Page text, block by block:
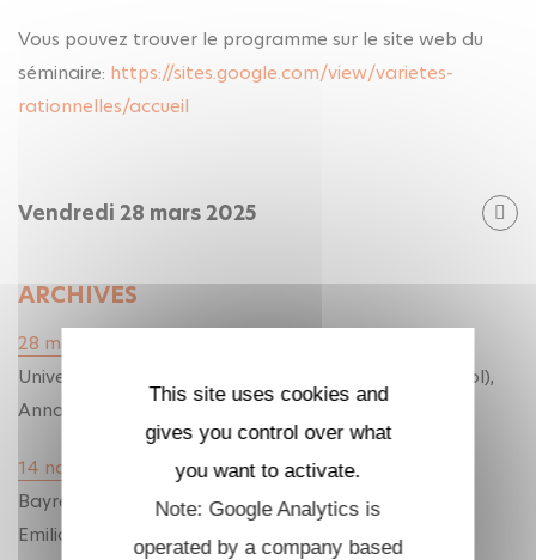
Vous pouvez trouver le programme sur le site web du
séminaire: https://sites.google.com/view/varietes-
rationnelles/accueil
Vendredi 28 mars 2025
ARCHIVES
28 mars 2025
Universität zu Kiel), Sam Streeter (University of Bristol),
Anna Cadoret (Sorbonne Université)
14 novembre 2024: Michael Stoll (Université de
Bayreuth), Adam Morgan (University of Cambridge),
Emiliano Ambrosi (Université de Strasbourg)
This site uses cookies and
gives you control over what
you want to activate.
Note: Google Analytics is
operated by a company based